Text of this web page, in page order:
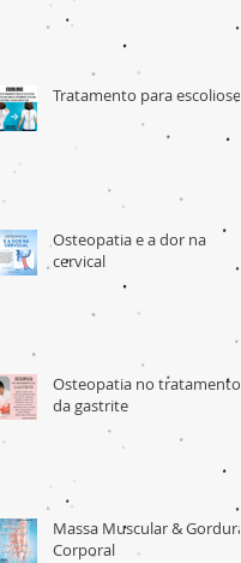
Tratamento para escoliose
Osteopatia e a dor na
cervical
Osteopatia no tratamento
da gastrite
Massa Muscular & Gordura
Corporal